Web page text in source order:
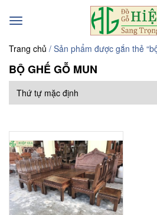
Toggle
Trang chủ / Sản phẩm được gắn thẻ
BỘ GHẾ GỖ MUN